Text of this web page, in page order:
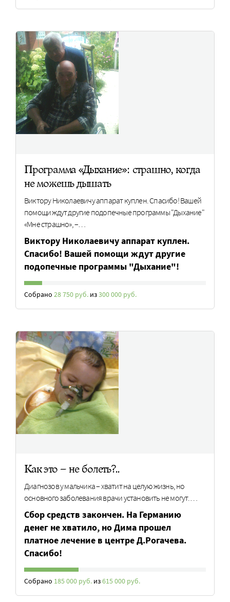
Программа «Дыхание»: страшно, когда
не можешь дышать
Виктору Николаевичу аппарат куплен. Спасибо! Вашей
помощи ждут другие подопечные программы "Дыхание"
«Мне страшно», –…
Виктору Николаевичу аппарат куплен.
Спасибо! Вашей помощи ждут другие
подопечные программы "Дыхание"!
Собрано 28 750 руб. из300 000 руб.
Как это – не болеть?..
Диагнозов у мальчика – хватит на целую жизнь, но
основного заболевания врачи установить не могут.…
Сбор средств закончен. На Германию
денег не хватило, но Дима прошел
платное лечение в центре Д.Рогачева.
Спасибо!
Собрано 185 000 руб. из615 000 руб.